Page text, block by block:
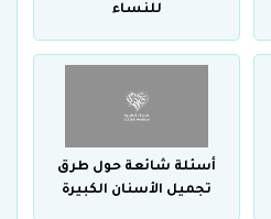
للنساء
أسئلة شائعة حول طرق
تجميل الأسنان الكبيرة